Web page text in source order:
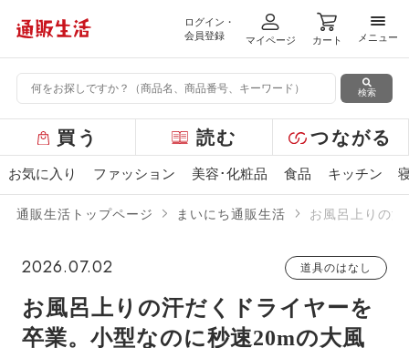
ログイン・
会員登録
マイページ カート
メ
メニュー
検索
ー
バ
買う 読む つながる
お気に入り ファッション 美容･化粧品 食品 キッチン
通販生活トップページ まいにち通販生活 お風呂上りの
2026.07.02 道具のはなし
お風呂上りの汗だくドライヤーを
卒業。小型なのに秒速20mの大風